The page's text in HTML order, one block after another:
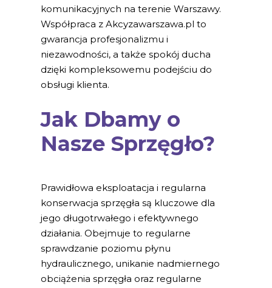
komunikacyjnych na terenie Warszawy.
Współpraca z Akcyzawarszawa.pl to
gwarancja profesjonalizmu i
niezawodności, a także spokój ducha
dzięki kompleksowemu podejściu do
obsługi klienta.
Jak Dbamy o
Nasze Sprzęgło?
Prawidłowa eksploatacja i regularna
konserwacja sprzęgła są kluczowe dla
jego długotrwałego i efektywnego
działania. Obejmuje to regularne
sprawdzanie poziomu płynu
hydraulicznego, unikanie nadmiernego
obciążenia sprzęgła oraz regularne